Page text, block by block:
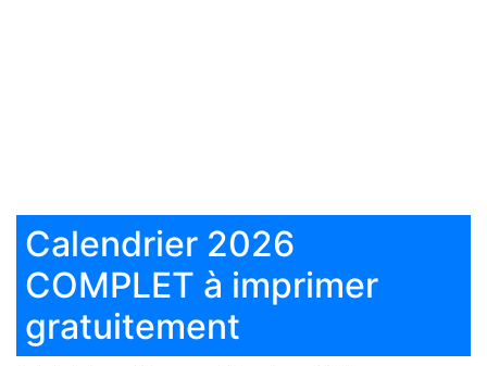
Calendrier 2026
COMPLET à imprimer
gratuitement